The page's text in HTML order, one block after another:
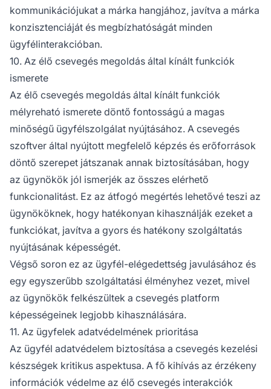
kommunikációjukat a márka hangjához, javítva a márka
konzisztenciáját és megbízhatóságát minden
ügyfélinterakcióban.
10. Az élő csevegés megoldás által kínált funkciók
ismerete
Az élő csevegés megoldás által kínált funkciók
mélyreható ismerete döntő fontosságú a magas
minőségű ügyfélszolgálat nyújtásához. A csevegés
szoftver által nyújtott megfelelő képzés és erőforrások
döntő szerepet játszanak annak biztosításában, hogy
az ügynökök jól ismerjék az összes elérhető
funkcionalitást. Ez az átfogó megértés lehetővé teszi az
ügynököknek, hogy hatékonyan kihasználják ezeket a
funkciókat, javítva a gyors és hatékony szolgáltatás
nyújtásának képességét.
Végső soron ez az ügyfél-elégedettség javulásához és
egy egyszerűbb szolgáltatási élményhez vezet, mivel
az ügynökök felkészültek a csevegés platform
képességeinek legjobb kihasználására.
11. Az ügyfelek adatvédelmének prioritása
Az ügyfél adatvédelem biztosítása a csevegés kezelési
készségek kritikus aspektusa. A fő kihívás az érzékeny
információk védelme az élő csevegés interakciók